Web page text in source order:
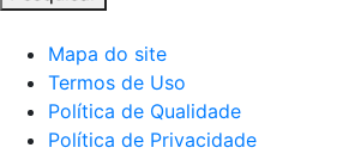
Mapa do site
Termos de Uso
Política de Qualidade
Política de Privacidade